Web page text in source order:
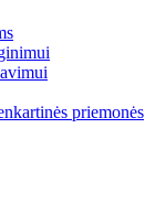
priemonės